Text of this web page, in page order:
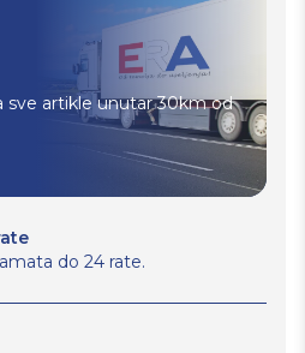
sve artikle unutar 30km od
do 24 rate.